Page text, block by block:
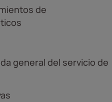
de
general del servicio de